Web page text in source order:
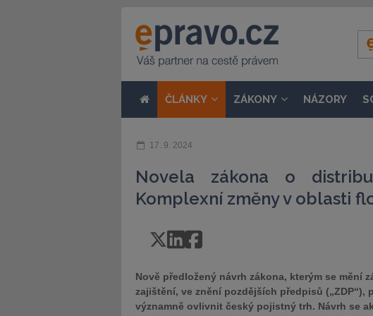
ČLÁNKY ZÁKONY NÁZORY
17. 9. 2024
Novela zákona o
Komplexní změny v oblasti
Nově předložený návrh zákona, kterým se mění
zajištění, ve znění pozdějších předpisů („ZDP“),
významně ovlivnit český pojistný trh. Návrh se